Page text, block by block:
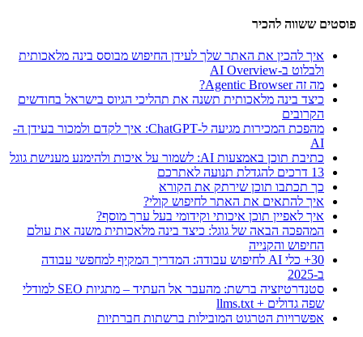
פוסטים ששווה להכיר
איך להכין את האתר שלך לעידן החיפוש מבוסס בינה מלאכותית
ולבלוט ב-AI Overview
מה זה Agentic Browser?
כיצד בינה מלאכותית תשנה את תהליכי הגיוס בישראל בחודשים
הקרובים
מהפכת המכירות מגיעה ל-ChatGPT: איך לקדם ולמכור בעידן ה-
AI
כתיבת תוכן באמצעות AI: לשמור על איכות ולהימנע מענישת גוגל
13 דרכים להגדלת תנועה לאתרכם
כך תכתבו תוכן שירתק את הקורא
איך להתאים את האתר לחיפוש קולי?
איך לאפיין תוכן איכותי וקידומי בעל ערך מוסף?
המהפכה הבאה של גוגל: כיצד בינה מלאכותית משנה את עולם
החיפוש והקנייה
30+ כלי AI לחיפוש עבודה: המדריך המקיף למחפשי עבודה
ב-2025
סטנדרטיזציה ברשת: מהעבר אל העתיד – מתגיות SEO למודלי
שפה גדולים + llms.txt
אפשרויות הטרגוט המובילות ברשתות חברתיות